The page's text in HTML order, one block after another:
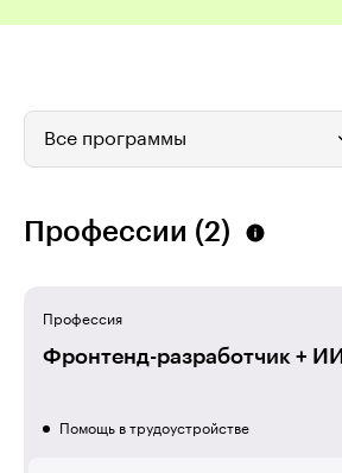
Все программы
Профессии (2)
Профессия
Фронтенд-разработчик + ИИ
Помощь в трудоустройстве